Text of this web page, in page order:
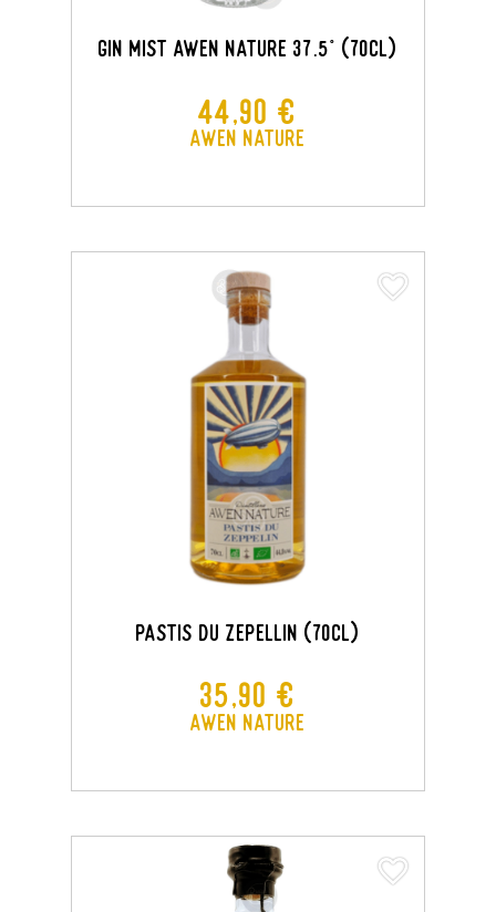
GIN MIST AWEN NATURE 37.5° (70CL)
Prix
44,90 €
Awen Nature
PASTIS DU ZEPELLIN (70CL)
Prix
35,90 €
Awen Nature
favorite_border
favorite_border